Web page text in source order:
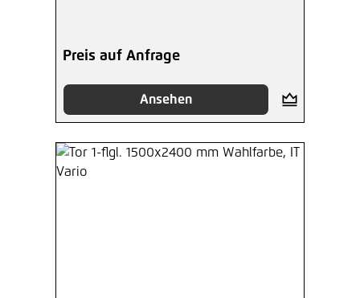
Preis auf Anfrage
Ansehen